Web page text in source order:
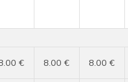
€ 8.00 € 8.00 €